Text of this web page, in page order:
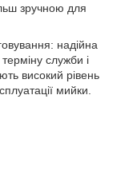
зручною для
надійна
служби і
високий рівень
мийки.